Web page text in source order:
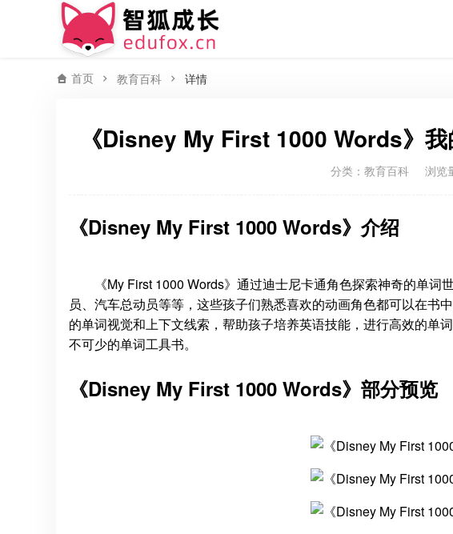
首页 教育百科 详情
《Disney My First 1000 Words》
分类： 教育百科 浏览
《Disney My First 1000 Words》介绍
《My First 1000 Words》通过迪士尼卡通角色探索神奇的单
员、汽车总动员等等，这些孩子们熟悉喜欢的动画角色都可以在书
的单词视觉和上下文线索，帮助孩子培养英语技能，进行高效的单
不可少的单词工具书。
《Disney My First 1000 Words》部分预览